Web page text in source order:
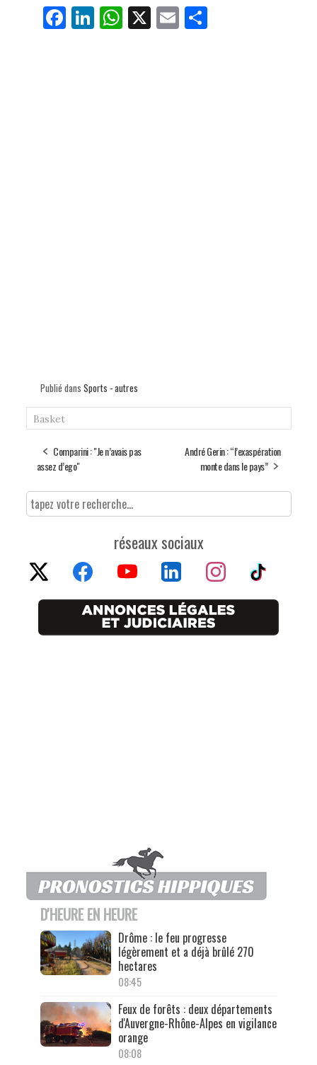
Fa
ce
Li
nk
W
ha
X E
m
Pa
Publié dans Sports - autres
Basket
Comparini : "Je n’avais pas
assez d’ego"
André Gerin : “l’exaspération
monte dans le pays”
réseaux sociaux
D'HEURE EN HEURE
Drôme : le feu progresse
légèrement et a déjà brûlé 270
hectares
08:45
Feux de forêts : deux départements
d'Auvergne-Rhône-Alpes en vigilance
orange
08:08